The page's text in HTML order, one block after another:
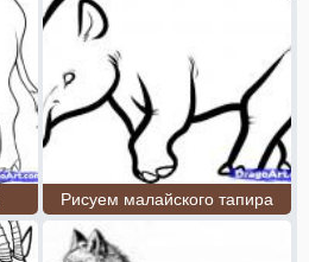
Рисуем малайского тапира